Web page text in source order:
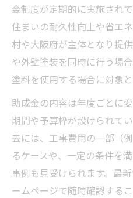
金制度が定期的に実施され
住まいの耐久性向上や省エ
村や大阪府が主体となり提
や外壁塗装を同時に行う場
塗料を使用する場合に対象
助成金の内容は年度ごとに
期間や予算枠が設けられて
去には、工事費用の一部（
るケースや、一定の条件を
事例も見受けられます。最
ームページで随時確認する